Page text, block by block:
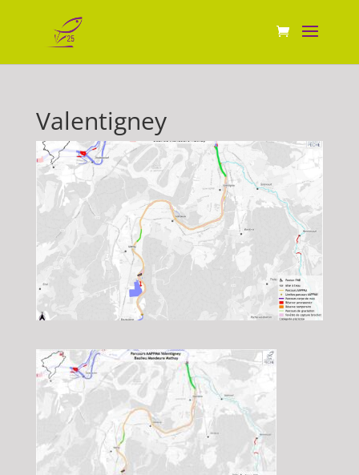
Valentigney